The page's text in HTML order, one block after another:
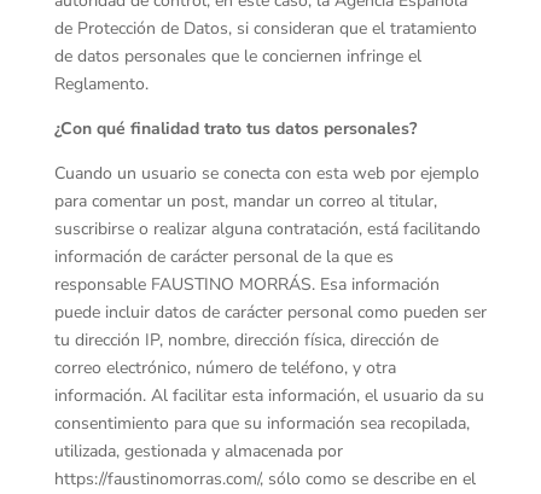
de Protección de Datos, si consideran que el tratamiento
de datos personales que le conciernen infringe el
Reglamento.
¿Con qué finalidad trato tus datos personales?
Cuando un usuario se conecta con esta web por ejemplo
para comentar un post, mandar un correo al titular,
suscribirse o realizar alguna contratación, está facilitando
información de carácter personal de la que es
responsable FAUSTINO MORRÁS. Esa información
puede incluir datos de carácter personal como pueden ser
tu dirección IP, nombre, dirección física, dirección de
correo electrónico, número de teléfono, y otra
información. Al facilitar esta información, el usuario da su
consentimiento para que su información sea recopilada,
utilizada, gestionada y almacenada por
https://faustinomorras.com/, sólo como se describe en el